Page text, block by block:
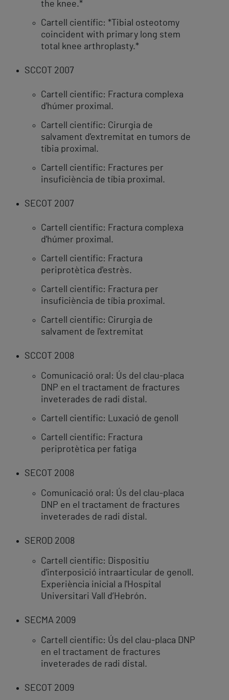
the knee.*
Cartell científic: *Tibial osteotomy
coincident with primary long stem
total knee arthroplasty.*
SCCOT 2007
Cartell científic: Fractura complexa
d'húmer proximal.
Cartell científic: Cirurgia de
salvament d'extremitat en tumors de
tíbia proximal.
Cartell científic: Fractures per
insuficiència de tíbia proximal.
SECOT 2007
Cartell científic: Fractura complexa
d'húmer proximal.
Cartell científic: Fractura
periprotètica d'estrès.
Cartell científic: Fractura per
insuficiència de tíbia proximal.
Cartell científic: Cirurgia de
salvament de l'extremitat
SCCOT 2008
Comunicació oral: Ús del clau-placa
DNP en el tractament de fractures
inveterades de radi distal.
Cartell científic: Luxació de genoll
Cartell científic: Fractura
periprotètica per fatiga
SECOT 2008
Comunicació oral: Ús del clau-placa
DNP en el tractament de fractures
inveterades de radi distal.
SEROD 2008
Cartell científic: Dispositiu
d'interposició intraarticular de genoll.
Experiència inicial a l'Hospital
Universitari Vall d’Hebrón.
SECMA 2009
Cartell científic: Ús del clau-placa DNP
en el tractament de fractures
inveterades de radi distal.
SECOT 2009